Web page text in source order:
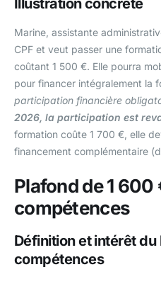
Marine, assistante
CPF et veut passer une
coûtant 1 500 €. Elle pourra
pour financer intégralement la
participation financière
2026, la participation est
formation coûte 1 700 €, elle
financement complémentaire
Plafond de 1
compétences
Définition et intérêt du
compétences